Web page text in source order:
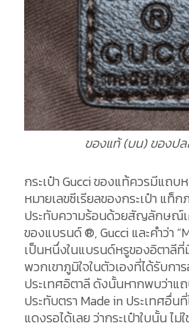
ของแท้ (บน) ของป
กระเป๋า Gucci ของแท้ควรมีแถบ
หมายเลขซีเรียลของกระเป๋า แท็ก
ประทับความร้อนด้วยสัญลักษณ์เ
ของแบรนด์ ®, Gucci และคำว่า
เป็นหนึ่งในแบรนด์หรูของอิตาลีที่
พวกเขาภูมิใจในตัวเองที่ได้รับก
ประเทศอิตาลี ดังนั้นหากพบว่าแ
ประทับตรา Made in ประเทศอื่น
แดงรอได้เลย ว่ากระเป๋าใบนั้น ไ